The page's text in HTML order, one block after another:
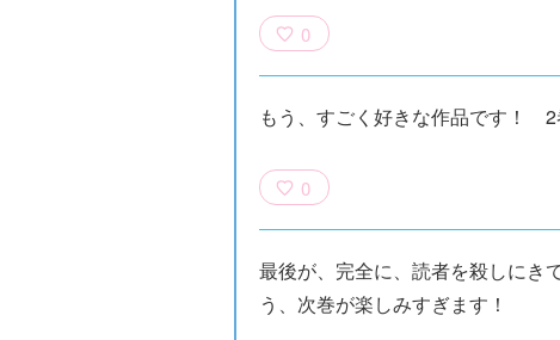
0
もう、すごく好きな作品です！ 2
0
最後が、完全に、読者を殺しに
う、次巻が楽しみすぎます！